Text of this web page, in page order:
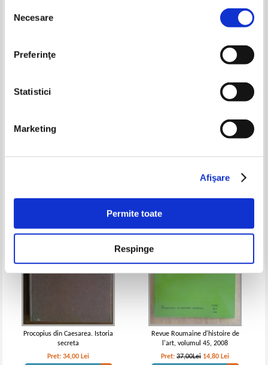
consimțământului
Necesare
Preferinţe
Statistici
Marketing
Afişare
Permite toate
Respinge
Leon Tolstoi - La guerre et la
Pret:37,00Lei 14,80 Lei
Jacques le Goff - Banii si viata
Pret:30,00 Lei
Procopius din Caesarea. Istoria
secreta
Pret:34,00 Lei
Revue Roumaine d'histoire de
l'art, volumul 45, 2008
Pret:37,00Lei 14,80 Lei